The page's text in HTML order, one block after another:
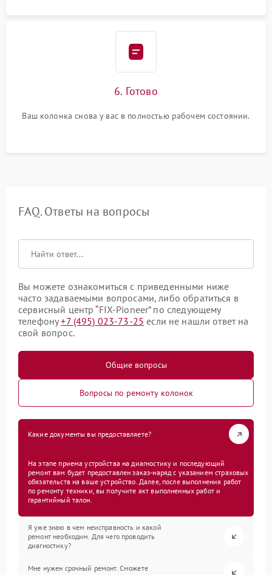
6. Готово
Ваш колонка снова у вас в полностью рабочем состоянии.
FAQ. Ответы на вопросы
Вы можете ознакомиться с приведенными ниже
часто задаваемыми вопросами, либо обратиться в
сервисный центр “FIX-Pioneer” по следующему
телефону+7 (495) 023-73-25 если не нашли ответ на
свой вопрос.
Общие вопросы
Вопросы по ремонту колонок
Какие документы вы предоставляете?
На этапе приема устройства на диагностику и последующий
ремонт вам будет предоставлен заказ-наряд с указанием страховых
обязательств на ваше устройство. Далее, после выполнения работ
по ремонту техники, вы получите акт выполненных работ и
гарантийный талон.
Я уже знаю в чем неисправность и какой
ремонт необходим. Для чего проводить
диагностику?
Мне нужен срочный ремонт. Сможете